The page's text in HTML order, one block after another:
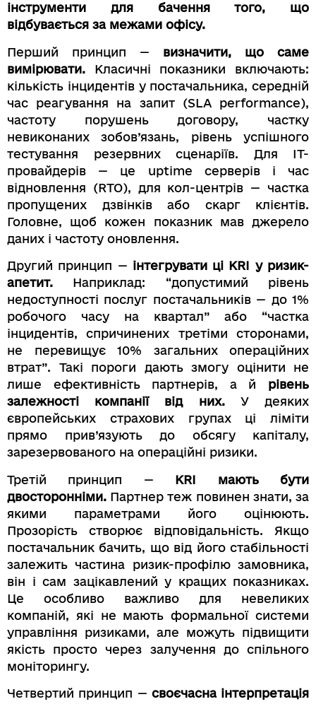
інструменти для бачення того, що
відбувається за межами офісу.
Перший принцип — визначити, що саме
вимірювати. Класичні показники включають:
кількість інцидентів у постачальника, середній
час реагування на запит (SLA performance),
частоту порушень договору, частку
невиконаних зобов’язань, рівень успішного
тестування резервних сценаріїв. Для ІТ-
провайдерів — це uptime серверів і час
відновлення (RTO), для кол-центрів — частка
пропущених дзвінків або скарг клієнтів.
Головне, щоб кожен показник мав джерело
даних і частоту оновлення.
Другий принцип — інтегрувати ці KRI у ризик-
апетит. Наприклад: “допустимий рівень
недоступності послуг постачальників — до 1%
робочого часу на квартал” або “частка
інцидентів, спричинених третіми сторонами,
не перевищує 10% загальних операційних
втрат”. Такі пороги дають змогу оцінити не
лише ефективність партнерів, а й рівень
залежності компанії від них.У деяких
європейських страхових групах ці ліміти
прямо прив’язують до обсягу капіталу,
зарезервованого на операційні ризики.
Третій принцип — KRI мають бути
двосторонніми. Партнер теж повинен знати, за
якими параметрами його оцінюють.
Прозорість створює відповідальність. Якщо
постачальник бачить, що від його стабільності
залежить частина ризик-профілю замовника,
він і сам зацікавлений у кращих показниках.
Це особливо важливо для невеликих
компаній, які не мають формальної системи
управління ризиками, але можуть підвищити
якість просто через залучення до спільного
моніторингу.
Четвертий принцип — своєчасна інтерпретація